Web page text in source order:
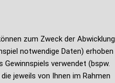
zum Zweck der Abwicklung
notwendige Daten) erhoben
Gewinnspiels verwendet (bspw.
jeweils von Ihnen im Rahmen